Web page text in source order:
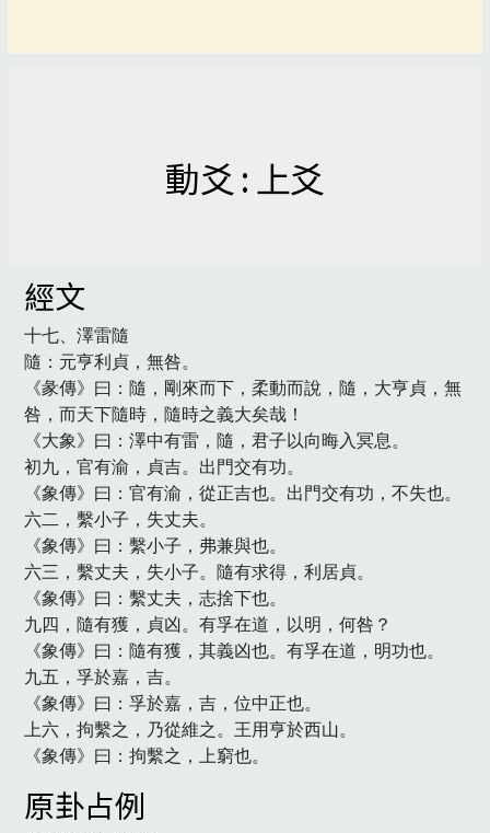
動爻 : 上爻
經文
十七、澤雷隨
隨：元亨利貞，無咎。
《彖傳》曰：隨，剛來而下，柔動而說，隨，大亨貞，無
咎，而天下隨時，隨時之義大矣哉！
《大象》曰：澤中有雷，隨，君子以向晦入冥息。
初九，官有渝，貞吉。出門交有功。
《象傳》曰：官有渝，從正吉也。出門交有功，不失也。
六二，繫小子，失丈夫。
《象傳》曰：繫小子，弗兼與也。
六三，繫丈夫，失小子。隨有求得，利居貞。
《象傳》曰：繫丈夫，志捨下也。
九四，隨有獲，貞凶。有孚在道，以明，何咎？
《象傳》曰：隨有獲，其義凶也。有孚在道，明功也。
九五，孚於嘉，吉。
《象傳》曰：孚於嘉，吉，位中正也。
上六，拘繫之，乃從維之。王用亨於西山。
《象傳》曰：拘繫之，上窮也。
原卦占例